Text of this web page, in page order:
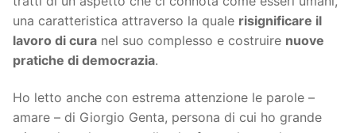
una caratteristica attraverso la quale risignificare il
lavoro di cura nel suo complesso e costruire nuove
pratiche di democrazia.
Ho letto anche con estrema attenzione le parole –
amare – di Giorgio Genta, persona di cui ho grande